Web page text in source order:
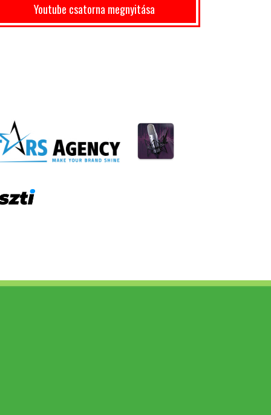
Youtube csatorna megnyitása